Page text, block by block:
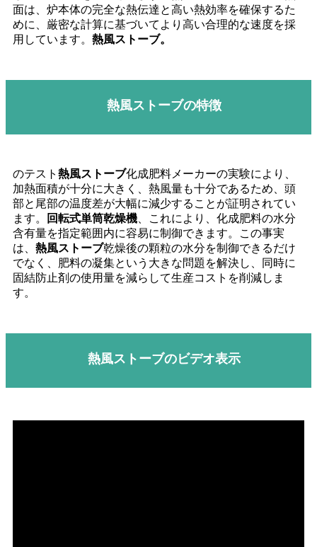
面は、炉本体の完全な熱伝達と高い熱効率を確保するた
めに、厳密な計算に基づいてより高い合理的な速度を採
用しています。 熱風ストーブ。
熱風ストーブの特徴
のテスト 熱風ストーブ化成肥料メーカーの実験により、
加熱面積が十分に大きく、熱風量も十分であるため、頭
部と尾部の温度差が大幅に減少することが証明されてい
ます。
回転式単筒乾燥機 、これにより、化成肥料の水分
含有量を指定範囲内に容易に制御できます。この事実
は、 熱風ストーブ乾燥後の顆粒の水分を制御できるだけ
でなく、肥料の凝集という大きな問題を解決し、同時に
固結防止剤の使用量を減らして生産コストを削減しま
す。
熱風ストーブのビデオ表示